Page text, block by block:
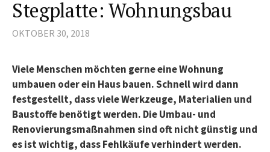
Stegplatte: Wohnungsbau
OKTOBER 30, 2018
Viele Menschen möchten gerne eine Wohnung
umbauen oder ein Haus bauen. Schnell wird dann
festgestellt, dass viele Werkzeuge, Materialien und
Baustoffe benötigt werden. Die Umbau- und
Renovierungsmaßnahmen sind oft nicht günstig und
es ist wichtig, dass Fehlkäufe verhindert werden.